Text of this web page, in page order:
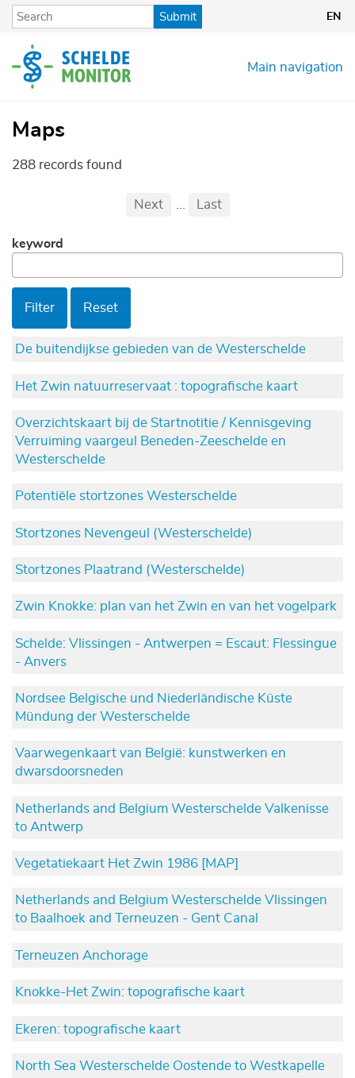
Skip
content
Submit EN
Main navigation
Maps
288 records found
First
Previous
Next Last
keyword
Filter Reset
De buitendijkse gebieden van de Westerschelde
Het Zwin natuurreservaat : topografische kaart
Overzichtskaart bij de Startnotitie / Kennisgeving
Verruiming vaargeul Beneden-Zeeschelde en
Westerschelde
Potentiële stortzones Westerschelde
Stortzones Nevengeul (Westerschelde)
Stortzones Plaatrand (Westerschelde)
Zwin Knokke: plan van het Zwin en van het vogelpark
Schelde: Vlissingen - Antwerpen = Escaut: Flessingue
- Anvers
Nordsee Belgische und Niederländische Küste
Mündung der Westerschelde
Vaarwegenkaart van België: kunstwerken en
dwarsdoorsneden
Netherlands and Belgium Westerschelde Valkenisse
to Antwerp
Vegetatiekaart Het Zwin 1986 [MAP]
Netherlands and Belgium Westerschelde Vlissingen
to Baalhoek and Terneuzen - Gent Canal
Terneuzen Anchorage
Knokke-Het Zwin: topografische kaart
Ekeren: topografische kaart
North Sea Westerschelde Oostende to Westkapelle